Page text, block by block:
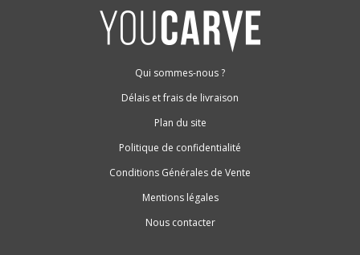
Qui sommes-nous ?
Délais et frais de livraison
Plan du site
Politique de confidentialité
Conditions Générales de Vente
Mentions légales
Nous contacter